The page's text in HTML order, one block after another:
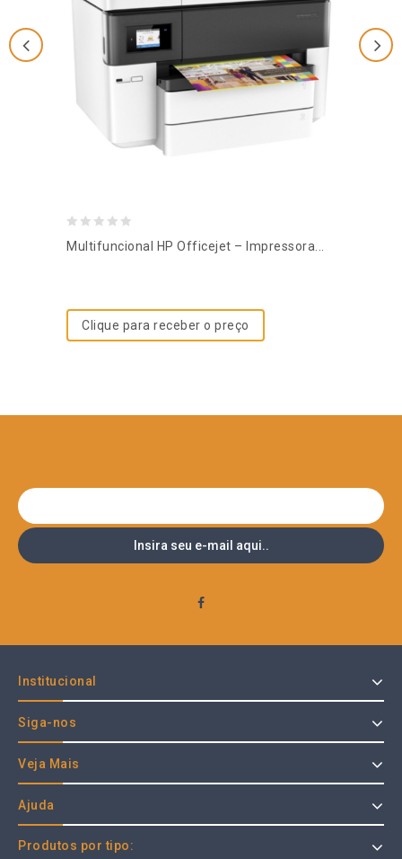
Multifuncional HP Officejet – Impressora...
Clique para receber o preço
Institucional
Siga-nos
Veja Mais
Ajuda
Produtos por tipo: